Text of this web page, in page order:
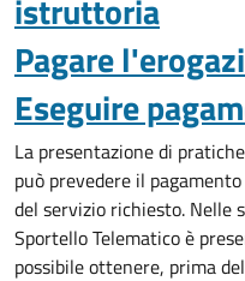
istruttoria
Pagare
Eseguire
La presentazione di
può prevedere il
del servizio richiesto. Nelle
Sportello Telematico è
possibile ottenere, prima